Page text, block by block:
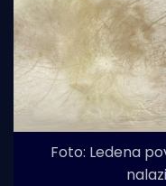
Foto: Ledena